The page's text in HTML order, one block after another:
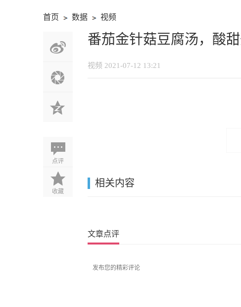
首页 数据 视频
›
点评
收藏
番茄金针菇豆腐汤，酸
视频 2021-07-12 13:21
相关内容
文章点评